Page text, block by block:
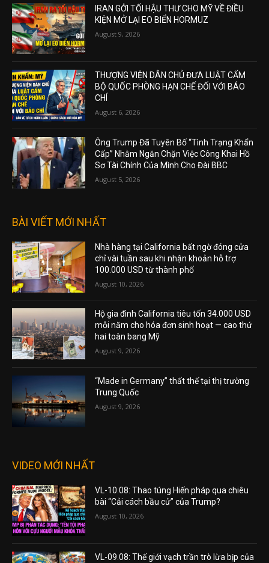
IRAN GỞI TỐI HẬU THƯ CHO MỸ VỀ ĐIỀU
KIỆN MỞ LẠI EO BIỂN HORMUZ
August 9, 2026
THƯỢNG VIỆN DÂN CHỦ ĐƯA LUẬT CẤM
BỘ QUỐC PHÒNG HẠN CHẾ ĐỐI VỚI BÁO
CHÍ
August 6, 2026
Ông Trump Đã Tuyên Bố “Tình Trạng Khẩn
Cấp” Nhằm Ngăn Chặn Việc Công Khai Hồ
Sơ Tài Chính Của Mình Cho Đài BBC
August 5, 2026
BÀI VIẾT MỚI NHẤT
Nhà hàng tại California bất ngờ đóng cửa
chỉ vài tuần sau khi nhận khoản hỗ trợ
100.000 USD từ thành phố
August 10, 2026
Hộ gia đình California tiêu tốn 34.000 USD
mỗi năm cho hóa đơn sinh hoạt — cao thứ
hai toàn bang Mỹ
August 9, 2026
“Made in Germany” thất thế tại thị trường
Trung Quốc
August 9, 2026
VIDEO MỚI NHẤT
VL-10.08: Thao túng Hiến pháp qua chiêu
bài “Cải cách bầu cử” của Trump?
August 10, 2026
VL-09.08: Thế giới vạch trần trò lừa bịp của